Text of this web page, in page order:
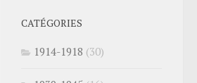
CATÉGORIES
1914-1918 (30)